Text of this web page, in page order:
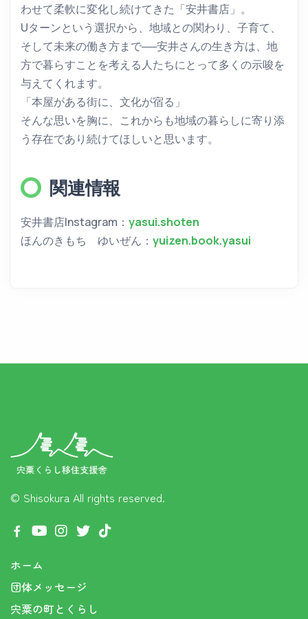
わせて柔軟に変化し続けてきた「安井書店」。
Uターンという選択から、地域との関わり、子育て、
そして未来の働き方まで──安井さんの生き方は、地
方で暮らすことを考える人たちにとって多くの示唆を
与えてくれます。
「本屋がある街に、文化が宿る」
そんな思いを胸に、これからも地域の暮らしに寄り添
う存在であり続けてほしいと思います。
関連情報
安井書店Instagram： yasui.shoten
ほんのきもち ゆいぜん： yuizen.book.yasui
© Shisokura All rights reserved.
ホーム
団体メッセージ
宍粟の町とくらし